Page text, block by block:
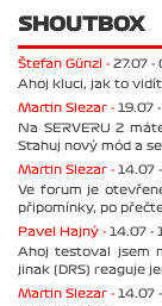
SHOUTBOX
Štefan Günzl - 27.07 -
Ahoj kluci, jak to
Martin Slezar - 19.07
Na SERVERU 2
Stahuj nový mód a
Martin Slezar - 14.07
Ve forum je
připomínky, po
Pavel Hajný - 14.07 -
Ahoj testoval jsem
jinak (DRS) reaguje
Martin Slezar - 14.07